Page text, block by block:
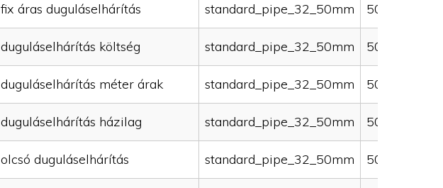
fix áras duguláselhárítás standard_pipe_32_50mm 50000
duguláselhárítás költség standard_pipe_32_50mm 50000
duguláselhárítás méter árak standard_pipe_32_50mm 50000
duguláselhárítás házilag standard_pipe_32_50mm 50000
olcsó duguláselhárítás standard_pipe_32_50mm 50000